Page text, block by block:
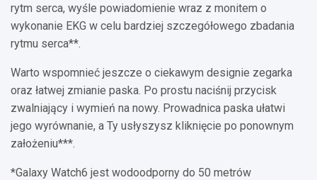
rytm serca, wyśle powiadomienie wraz z monitem o
wykonanie EKG w celu bardziej szczegółowego zbadania
rytmu serca**.
Warto wspomnieć jeszcze o ciekawym designie zegarka
oraz łatwej zmianie paska. Po prostu naciśnij przycisk
zwalniający i wymień na nowy. Prowadnica paska ułatwi
jego wyrównanie, a Ty usłyszysz kliknięcie po ponownym
założeniu***.
*Galaxy Watch6 jest wodoodporny do 50 metrów